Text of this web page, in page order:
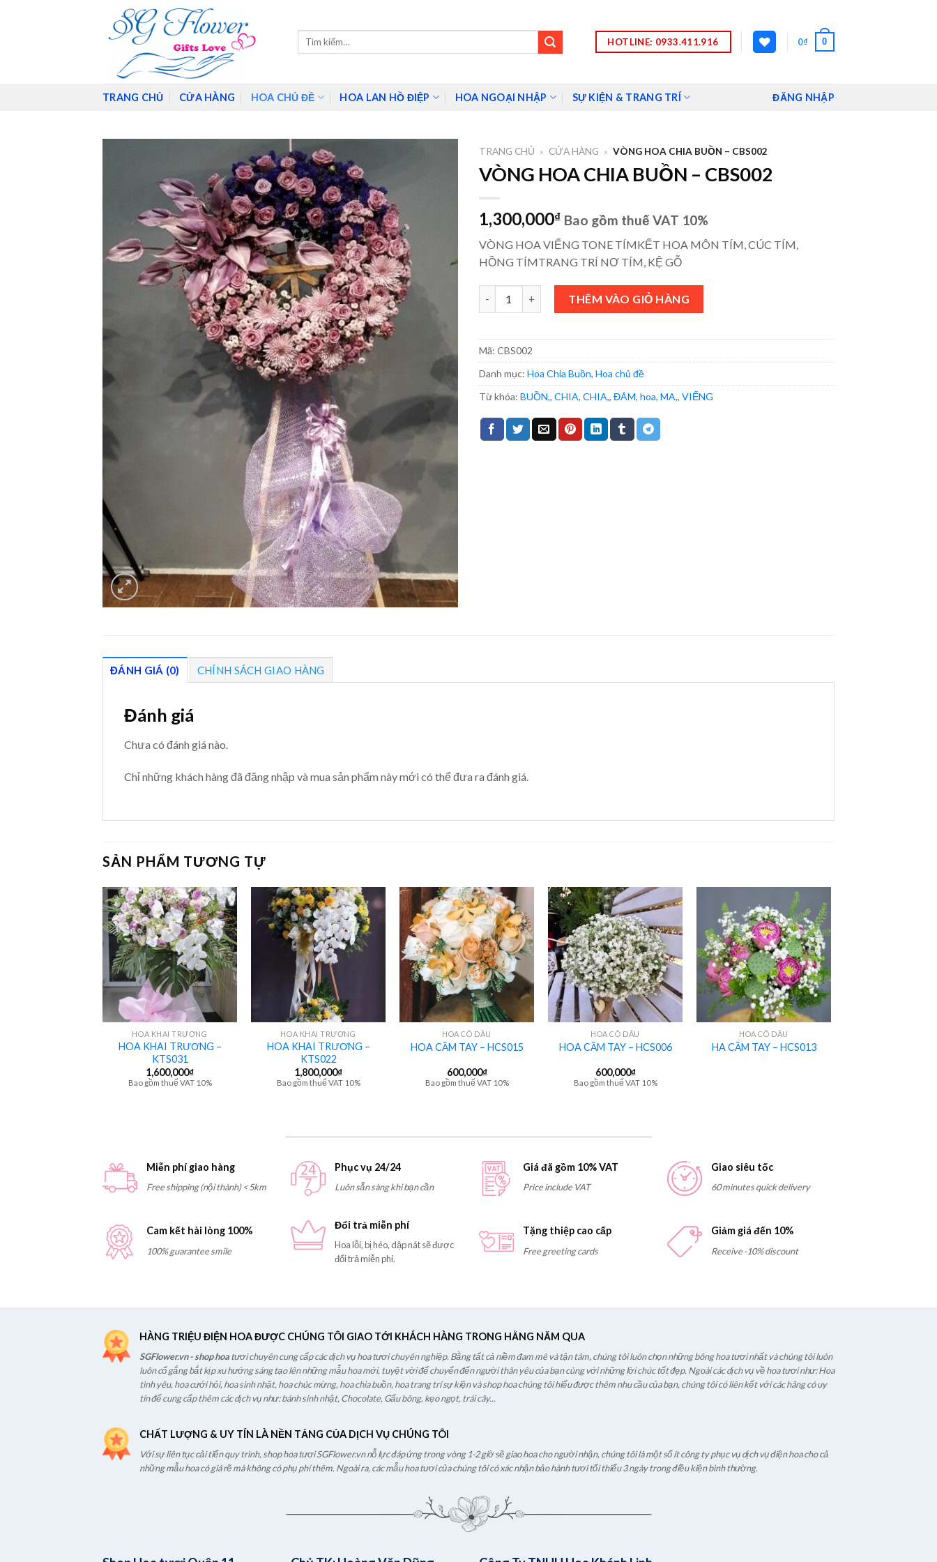
Tìm
HOTLINE: 0933.411.916 0₫ 0
TRANG CHỦ CỬA HÀNG HOA CHỦ ĐỀ HOA LAN HỒ ĐIỆP HOA NGOẠI NHẬP SỰ KIỆN & TRANG TRÍ ĐĂNG NHẬP
TRANG CHỦ » CỬA HÀNG » VÒNG HOA CHIA BUỒN – CBS002
VÒNG HOA CHIA BUỒN – CBS002
1,300,000₫ Bao gồm thuế VAT 10%
VÒNG HOA VIẾNG TONE TÍMKẾT HOA MÔN TÍM, CÚC TÍM,
HỒNG TÍMTRANG TRÍ NƠ TÍM, KỆ GỖ
VÒNG HOA CHIA BUỒN - CBS002 số lượng
THÊM VÀO GIỎ HÀNG
Mã: CBS002
Danh mục: Hoa Chia Buồn, Hoa chủ đề
Từ khóa: BUỒN,, CHIA, CHIA,, ĐÁM, hoa, MA,, VIẾNG
ĐÁNH GIÁ (0) CHÍNH SÁCH GIAO HÀNG
Đánh giá
Chưa có đánh giá nào.
Chỉ những khách hàng đã đăng nhập và mua sản phẩm này mới có thể đưa ra đánh giá.
SẢN PHẨM TƯƠNG TỰ
+
HOA KHAI TRƯƠNG
HOA KHAI TRƯƠNG –
KTS031
1,600,000₫
Bao gồm thuế VAT 10%
HOA KHAI TRƯƠNG
HOA KHAI TRƯƠNG –
KTS022
1,800,000₫
Bao gồm thuế VAT 10%
HOA CÔ DÂU
HOA CẦM TAY – HCS015
600,000₫
Bao gồm thuế VAT 10%
HOA CÔ DÂU
HOA CẦM TAY – HCS006
600,000₫
Bao gồm thuế VAT 10%
+
HOA CÔ DÂU
HA CẦM TAY – HCS013
Miễn phí giao hàng
Free shipping (nội thành) < 5km
Phục vụ 24/24
Luôn sẵn sàng khi bạn cần
Giá đã gồm 10% VAT
Price include VAT
Giao siêu tốc
60 minutes quick delivery
Cam kết hài lòng 100%
100% guarantee smile
Đổi trả miễn phí
Hoa lỗi, bị héo, dập nát sẽ được
đổi trả miễn phí.
Tặng thiệp cao cấp
Free greeting cards
Giảm giá đến 10%
Receive -10% discount
HÀNG TRIỆU ĐIỆN HOA ĐƯỢC CHÚNG TÔI GIAO TỚI KHÁCH HÀNG TRONG HẰNG NĂM QUA
SGFlower.vn - shop hoatươi chuyên cung cấp các dịch vụ hoa tươi chuyên nghiệp. Bằng tất cả niềm đam mê và tận tâm, chúng tôi luôn chọn những bông hoa tươi nhất và chúng tôi luôn
luôn cố gắng bắt kịp xu hướng sáng tạo lên những mẫu hoa mới, tuyệt vời để chuyển đến người thân yêu của bạn cùng với những lời chúc tốt đẹp. Ngoài các dịch vụ về hoa tươi như: Hoa
tình yêu, hoa cưới hỏi, hoa sinh nhật, hoa chúc mừng, hoa chia buồn, hoa trang trí sự kiện và shop hoa chúng tôi hiểu được thêm nhu cầu của bạn, chúng tôi có liên kết với các hãng có uy
tín để cung cấp thêm các dịch vụ như: bánh sinh nhật, Chocolate, Gấu bông, kẹo ngọt, trái cây...
CHẤT LƯỢNG & UY TÍN LÀ NỀN TẢNG CỦA DỊCH VỤ CHÚNG TÔI
Với sự liên tục cải tiến quy trình, shop hoa tươi SGFlower.vn nỗ lực đáp ứng trong vòng 1-2 giờ sẽ giao hoa cho người nhận, chúng tôi là một số ít công ty phục vụ dịch vụ điện hoa cho cả
những mẫu hoa có giá rẽ mà không có phụ phí thêm. Ngoài ra, các mẫu hoa tươi của chúng tôi có xác nhận bảo hành tươi tối thiểu 3 ngày trong điều kiện bình thường.